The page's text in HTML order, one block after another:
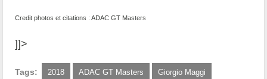
Credit photos et citations : ADAC GT Masters
]]>
Tags: 2018 ADAC GT Masters Giorgio Maggi